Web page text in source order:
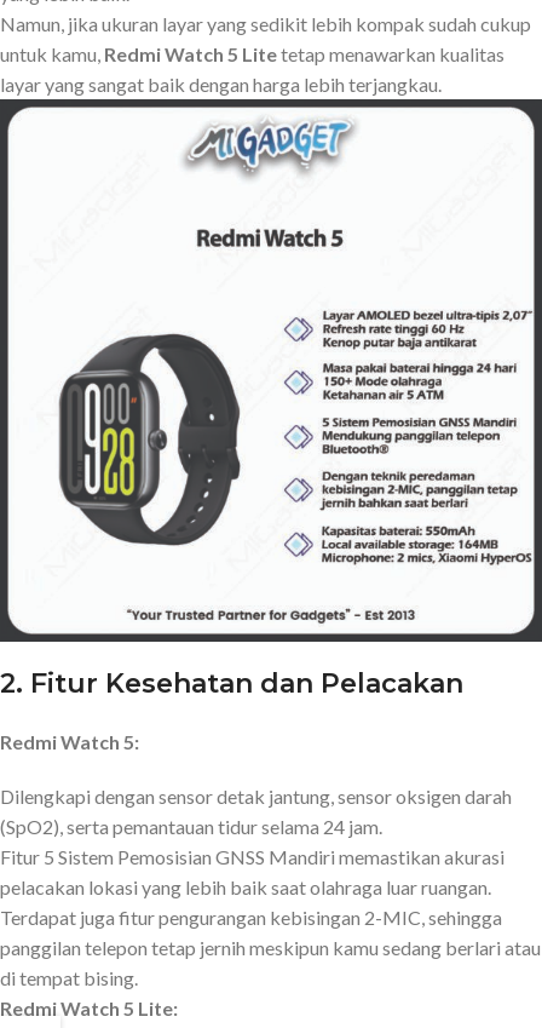
Namun, jika ukuran layar yang sedikit lebih kompak sudah cukup
untuk kamu, Redmi Watch 5 Litetetap menawarkan kualitas
layar yang sangat baik dengan harga lebih terjangkau.
2. Fitur Kesehatan dan Pelacakan
Redmi Watch 5:
Dilengkapi dengan sensor detak jantung, sensor oksigen darah
(SpO2), serta pemantauan tidur selama 24 jam.
Fitur 5 Sistem Pemosisian GNSS Mandiri memastikan akurasi
pelacakan lokasi yang lebih baik saat olahraga luar ruangan.
Terdapat juga fitur pengurangan kebisingan 2-MIC, sehingga
panggilan telepon tetap jernih meskipun kamu sedang berlari atau
di tempat bising.
Redmi Watch 5 Lite: